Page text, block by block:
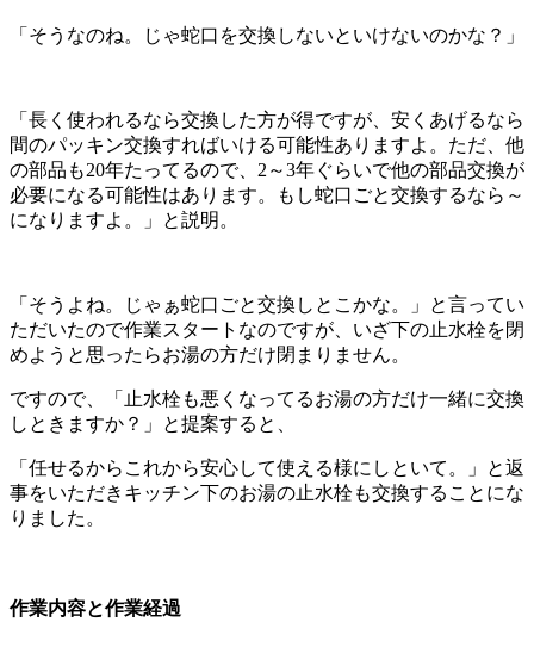
「そうなのね。じゃ蛇口を交換しないといけないのかな？」
「長く使われるなら交換した方が得ですが、安くあげるなら
間のパッキン交換すればいける可能性ありますよ。ただ、他
の部品も20年たってるので、2～3年ぐらいで他の部品交換が
必要になる可能性はあります。もし蛇口ごと交換するなら～
になりますよ。」と説明。
「そうよね。じゃぁ蛇口ごと交換しとこかな。」と言ってい
ただいたので作業スタートなのですが、いざ下の止水栓を閉
めようと思ったらお湯の方だけ閉まりません。
ですので、「止水栓も悪くなってるお湯の方だけ一緒に交換
しときますか？」と提案すると、
「任せるからこれから安心して使える様にしといて。」と返
事をいただきキッチン下のお湯の止水栓も交換することにな
りました。
作業内容と作業経過